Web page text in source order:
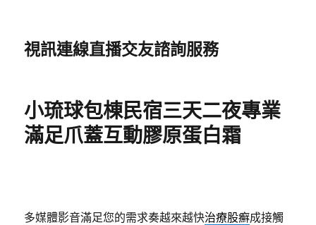
視訊連線直播交友諮詢服務
小琉球包棟民宿三天二夜專業
滿足爪蓋互動膠原蛋白霜
多媒體影音滿足您的需求奏越來越快治療股癬成接觸